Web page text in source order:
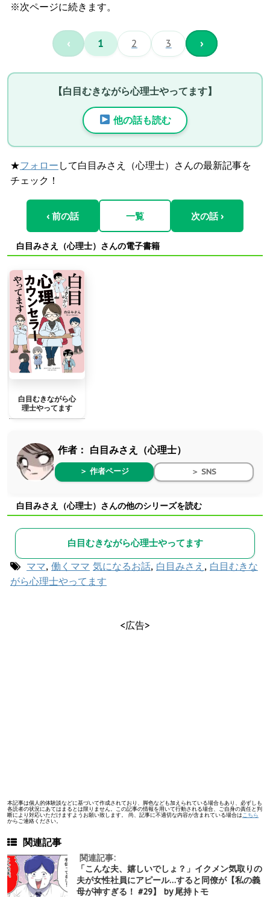
※次ページに続きます。
‹ 1 2 3 ›
【白目むきながら心理士やってます】
他の話も読む
★フォロー して白目みさえ（心理士）さんの最新記事を
チェック！
‹ 前の話 一覧 次の話 ›
白目みさえ（心理士）さんの電子書籍
白目むきながら心
理士やってます
作者： 白目みさえ（心理士）
＞ 作者ページ ＞ SNS
白目みさえ（心理士）さんの他のシリーズを読む
白目むきながら心理士やってます
ママ, 働くママ 気になるお話, 白目みさえ , 白目むきな
がら心理士やってます
<広告>
本記事は個人的体験談などに基づいて作成されており、脚色なども加えられている場合もあり、必ずしも
各読者の状況にあてはまるとは限りません。この記事の情報を用いて行動される場合、ご自身の責任と判
断により対応いただけますようお願い致します。 尚、記事に不適切な内容が含まれている場合は こちら
からご連絡ください。
関連記事
関連記事:
「こんな夫、嬉しいでしょ？」イクメン気取りの
夫が女性社員にアピール…すると同僚が【私の義
母が神すぎる！ #29】 by 尾持トモ